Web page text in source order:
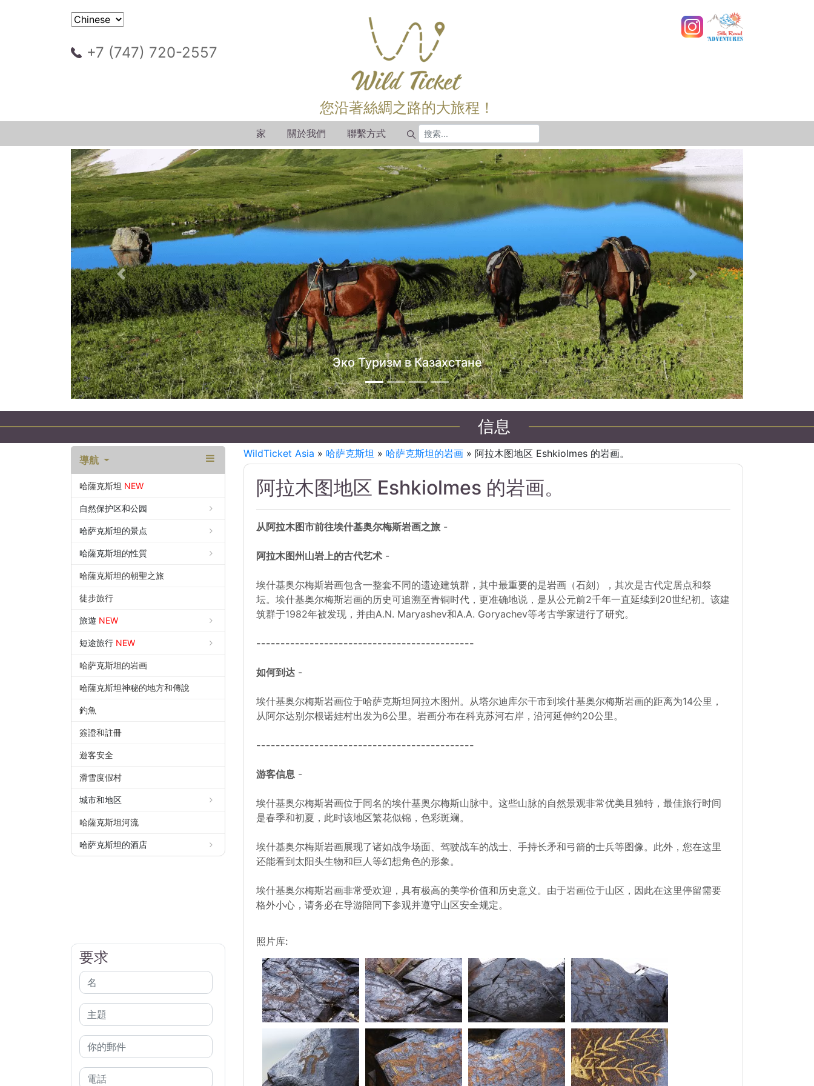
+7 (747) 720-2557
您沿著絲綢之路的大旅程！
家 關於我們 聯繫方式
哈萨克斯坦吉普车之旅
以前的 下一個
信息
導航
哈薩克斯坦 NEW
自然保护区和公园
哈萨克斯坦的景点
哈薩克斯坦的性質
哈薩克斯坦的朝聖之旅
徒步旅行
旅遊 NEW
短途旅行 NEW
哈萨克斯坦的岩画
哈薩克斯坦神秘的地方和傳說
釣魚
簽證和註冊
遊客安全
滑雪度假村
城市和地区
哈薩克斯坦河流
哈萨克斯坦的酒店
要求
WildTicket Asia » 哈萨克斯坦 » 哈萨克斯坦的岩画 » 阿拉木图地区 Eshkiolmes 的岩画。
阿拉木图地区 Eshkiolmes 的岩画。
从阿拉木图市前往埃什基奥尔梅斯岩画之旅 -
阿拉木图州山岩上的古代艺术 -
埃什基奥尔梅斯岩画包含一整套不同的遗迹建筑群，其中最重要的是岩画（石刻），其次是古代定居点和祭
坛。埃什基奥尔梅斯岩画的历史可追溯至青铜时代，更准确地说，是从公元前2千年一直延续到20世纪初。该建
筑群于1982年被发现，并由A.N. Maryashev和A.A. Goryachev等考古学家进行了研究。
---------------------------------------------
如何到达 -
埃什基奥尔梅斯岩画位于哈萨克斯坦阿拉木图州。从塔尔迪库尔干市到埃什基奥尔梅斯岩画的距离为14公里，
从阿尔达别尔根诺娃村出发为6公里。岩画分布在科克苏河右岸，沿河延伸约20公里。
---------------------------------------------
游客信息 -
埃什基奥尔梅斯岩画位于同名的埃什基奥尔梅斯山脉中。这些山脉的自然景观非常优美且独特，最佳旅行时间
是春季和初夏，此时该地区繁花似锦，色彩斑斓。
埃什基奥尔梅斯岩画展现了诸如战争场面、驾驶战车的战士、手持长矛和弓箭的士兵等图像。此外，您在这里
还能看到太阳头生物和巨人等幻想角色的形象。
埃什基奥尔梅斯岩画非常受欢迎，具有极高的美学价值和历史意义。由于岩画位于山区，因此在这里停留需要
格外小心，请务必在导游陪同下参观并遵守山区安全规定。
照片库: